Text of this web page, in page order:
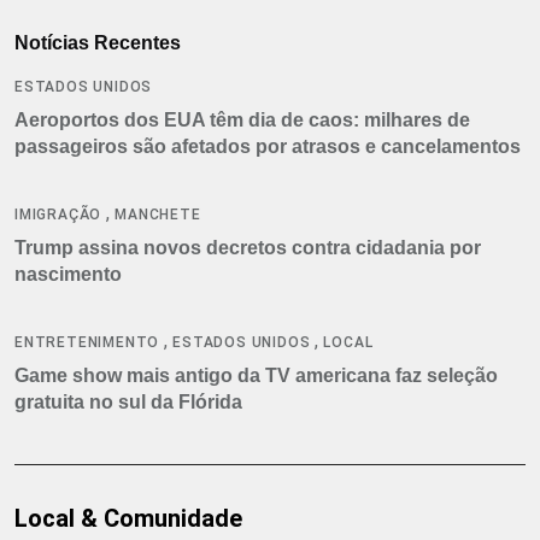
Notícias Recentes
ESTADOS UNIDOS
Aeroportos dos EUA têm dia de caos: milhares de
passageiros são afetados por atrasos e cancelamentos
IMIGRAÇÃO ,MANCHETE
Trump assina novos decretos contra cidadania por
nascimento
ENTRETENIMENTO ,ESTADOS UNIDOS ,LOCAL
Game show mais antigo da TV americana faz seleção
gratuita no sul da Flórida
Local & Comunidade